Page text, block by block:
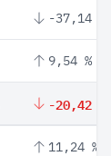
-37,14 %
9,54 %
-20,42 %
11,24 %